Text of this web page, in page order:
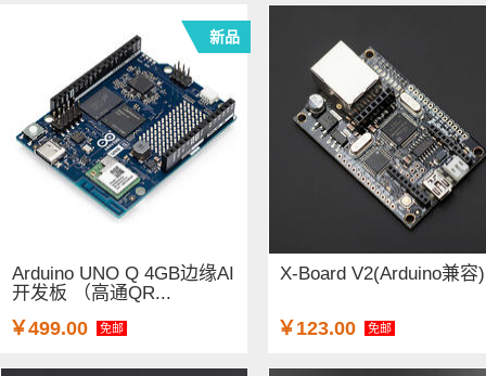
Arduino UNO Q 4GB边缘AI
开发板 （高通QR...
￥499.00 免邮
新品
X-Board V2(Arduino兼容)
￥123.00 免邮